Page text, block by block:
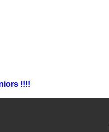
!!!!